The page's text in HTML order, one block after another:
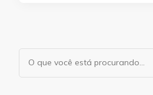
Procurando
algo?